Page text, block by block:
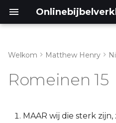
Leviticus
Romeinen 15:5-6
Welkom Matthew Henry
Romeinen 15
MAAR wij die sterk